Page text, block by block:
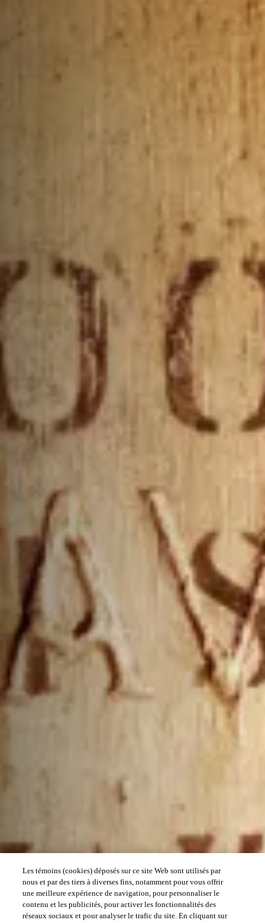
Les témoins (cookies) déposés sur ce site Web sont utilisés par
nous et par des tiers à diverses fins, notamment pour vous offrir
une meilleure expérience de navigation, pour personnaliser le
contenu et les publicités, pour activer les fonctionnalités des
réseaux sociaux et pour analyser le trafic du site. En cliquant sur